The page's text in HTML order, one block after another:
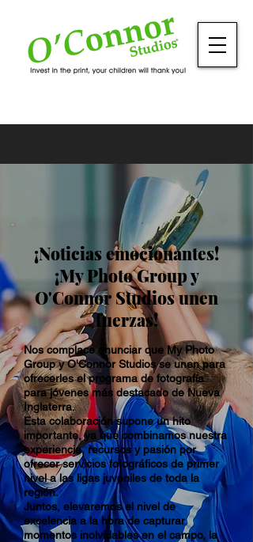
¡Noticias emocionantes!
¡My Photo Group y
O'Connor Studios unen
fuerzas!
Nos complace anunciar que My Photo
Group y O'Connor Studios se unen para
ofrecerles el programa de fotografía
para jóvenes más destacado de Nueva
Inglaterra.
Esta colaboración supone un hito
importante, ya que combinamos nuestra
experiencia, recursos y pasión por
ofrecer servicios fotográficos de primer
nivel a las ligas juveniles de toda la
región.
Juntos, elevaremos el nivel de
excelencia a la hora de capturar
momentos inolvidables en el campo, la